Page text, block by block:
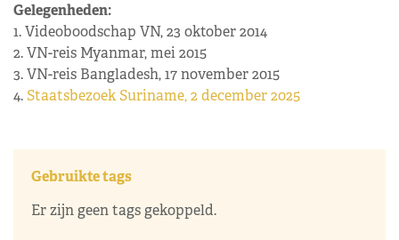
Gelegenheden:
1. Videoboodschap VN, 23 oktober 2014
2. VN-reis Myanmar, mei 2015
3. VN-reis Bangladesh, 17 november 2015
4. Staatsbezoek Suriname, 2 december 2025
Gebruikte tags
Er zijn geen tags gekoppeld.